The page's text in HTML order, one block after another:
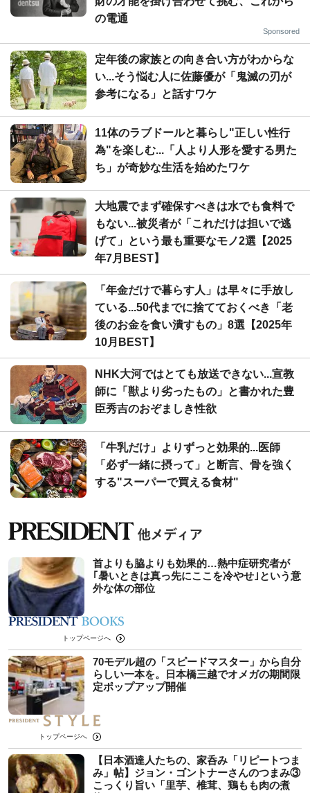
の電通
Sponsored
定年後の家族との向き合い方がわからな
い...そう悩む人に佐藤優が「鬼滅の刃が
参考になる」と話すワケ
11体のラブドールと暮らし"正しい性行
為"を楽しむ...「人より人形を愛する男た
ち」が奇妙な生活を始めたワケ
大地震でまず確保すべきは水でも食料で
もない...被災者が「これだけは担いで逃
げて」という最も重要なモノ2選【2025
年7月BEST】
「年金だけで暮らす人」は早々に手放し
ている...50代までに捨てておくべき「老
後のお金を食い潰すもの」8選【2025年
10月BEST】
NHK大河ではとても放送できない...宣教
師に「獣より劣ったもの」と書かれた豊
臣秀吉のおぞましき性欲
「牛乳だけ」よりずっと効果的...医師
「必ず一緒に摂って」と断言、骨を強く
する"スーパーで買える食材"
首よりも脇よりも効果的…熱中症研究者が
｢暑いときは真っ先にここを冷やせ｣という意
外な体の部位
トップページへ
70モデル超の「スピードマスター」から自分
らしい一本を。日本橋三越でオメガの期間限
定ポップアップ開催
トップページへ
【日本酒達人たちの、家呑み「リピートつま
み」帖】ジョン・ゴントナーさんのつまみ③
こっくり旨い「里芋、椎茸、鶏もも肉の煮